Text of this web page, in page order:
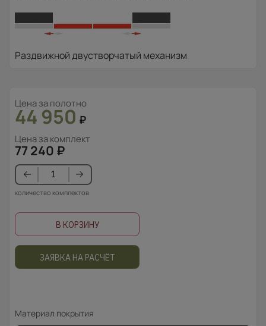
Раздвижной двустворчатый механизм
Цена за полотно
44 950 ₽
Цена за комплект
77 240 ₽
количество комплектов
В КОРЗИНУ
ЗАЯВКА НА РАСЧЁТ
Материал покрытия